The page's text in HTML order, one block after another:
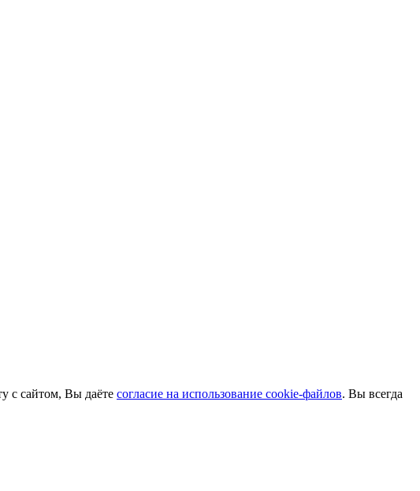
с сайтом, Вы даёте согласие на использование cookie-файлов. Вы всегда